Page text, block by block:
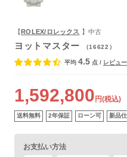
【 ROLEX/ロレックス 】中古
ヨットマスター （16622）
平均 4.5 点 / レビュ
1,592,800 円(税込)
送料無料 2年保証 ローン可 新品
お支払い方法